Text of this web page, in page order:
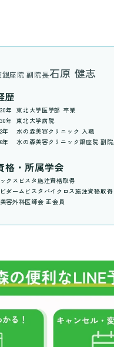
銀座院 副院長石原 健志
歴
年
東北大学医学部 卒業
年
東北大学病院
年
水の森美容クリニック 入職
年
水の森美容クリニック銀座院 副
格・所属学会
クスビスタ施注資格取得
ダームビスタバイクロス施注資格取得
容外科医師会 正会員